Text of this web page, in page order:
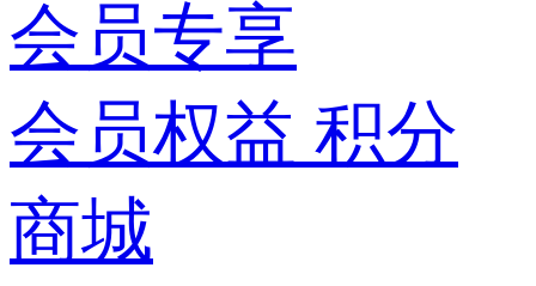
会员专享
会员权益 积分
商城